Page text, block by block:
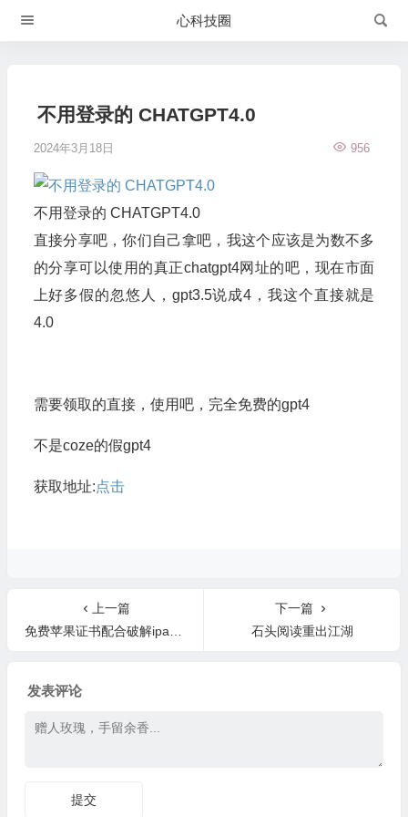
心科技圈
不用登录的 CHATGPT4.0
2024年3月18日 956
不用登录的 CHATGPT4.0
直接分享吧，你们自己拿吧，我这个应该是为数不多
的分享可以使用的真正chatgpt4网址的吧，现在市面
上好多假的忽悠人，gpt3.5说成4，我这个直接就是
4.0
需要领取的直接，使用吧，完全免费的gpt4
不是coze的假gpt4
获取地址:点击
上一篇
免费苹果证书配合破解ipa随意安装
下一篇
石头阅读重出江湖
发表评论